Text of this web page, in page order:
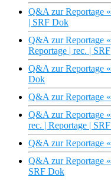
Q&A zur Reportage
| SRF Dok
Q&A zur Reportage
Reportage | rec. | SRF
Q&A zur Reportage
Dok
Q&A zur Reportage
Q&A zur Reportage
rec. | Reportage |
Q&A zur Reportage
Q&A zur Reportage
SRF Dok